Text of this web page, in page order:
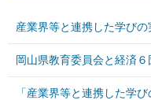
産業界等と連携した学びの
岡山県教育委員会と経済
「産業界等と連携した学